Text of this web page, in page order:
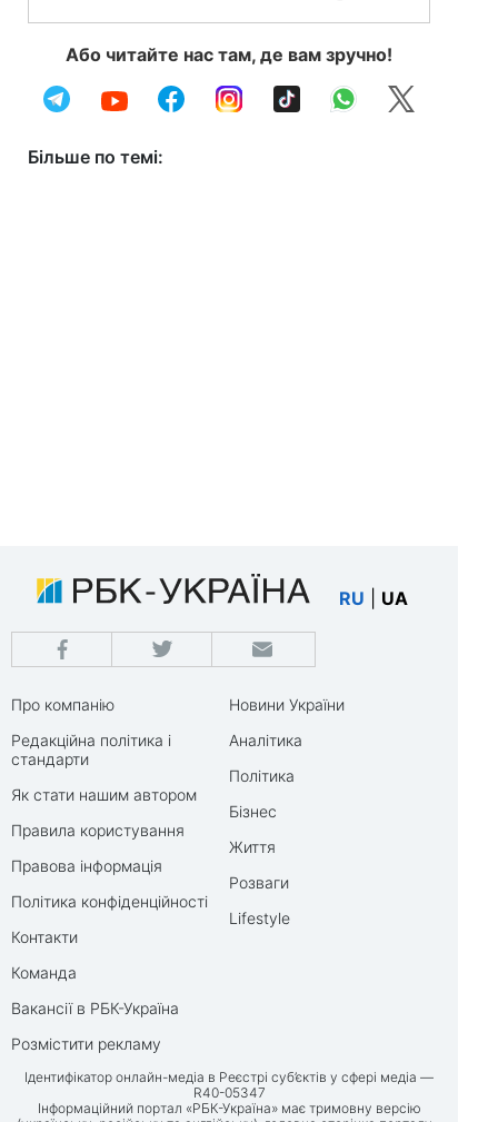
Або читайте нас там, де вам зручно!
Більше по темі:
RU UA
Про компанію
Редакційна політика і
стандарти
Як стати нашим автором
Правила користування
Правова інформація
Політика конфіденційності
Контакти
Команда
Вакансії в РБК-Україна
Розмістити рекламу
Новини України
Аналітика
Політика
Бізнес
Життя
Розваги
Lifestyle
Ідентифікатор онлайн-медіа в Реєстрі суб’єктів у сфері медіа —
R40-05347
Інформаційний портал «РБК-Україна» має тримовну версію